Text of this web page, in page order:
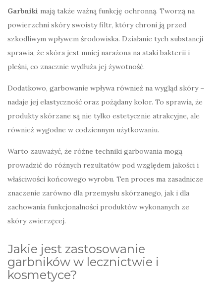
Garbniki mają także ważną funkcję ochronną. Tworzą na
powierzchni skóry swoisty filtr, który chroni ją przed
szkodliwym wpływem środowiska. Działanie tych substancji
sprawia, że skóra jest mniej narażona na ataki bakterii i
pleśni, co znacznie wydłuża jej żywotność.
Dodatkowo, garbowanie wpływa również na wygląd skóry –
nadaje jej elastyczność oraz pożądany kolor. To sprawia, że
produkty skórzane są nie tylko estetycznie atrakcyjne, ale
również wygodne w codziennym użytkowaniu.
Warto zauważyć, że różne techniki garbowania mogą
prowadzić do różnych rezultatów pod względem jakości i
właściwości końcowego wyrobu. Ten proces ma zasadnicze
znaczenie zarówno dla przemysłu skórzanego, jak i dla
zachowania funkcjonalności produktów wykonanych ze
skóry zwierzęcej.
Jakie jest zastosowanie
garbników w lecznictwie i
kosmetyce?